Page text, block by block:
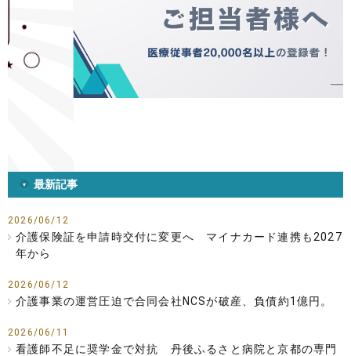
最新記事
2026/06/12
介護保険証を申請時交付に変更へ マイナカード連携も2027
年から
2026/06/12
介護事業の運営圧迫で合同会社NCSが破産、負債約1億円。
2026/06/11
看護師不足に奨学金で対抗 丹後ふるさと病院と京都の専門